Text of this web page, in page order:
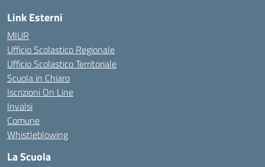
Link Esterni
MIUR
Ufficio Scolastico Regionale
Ufficio Scolastico Territoriale
Scuola in Chiaro
Iscrizioni On Line
Invalsi
Comune
Whistleblowing
La Scuola